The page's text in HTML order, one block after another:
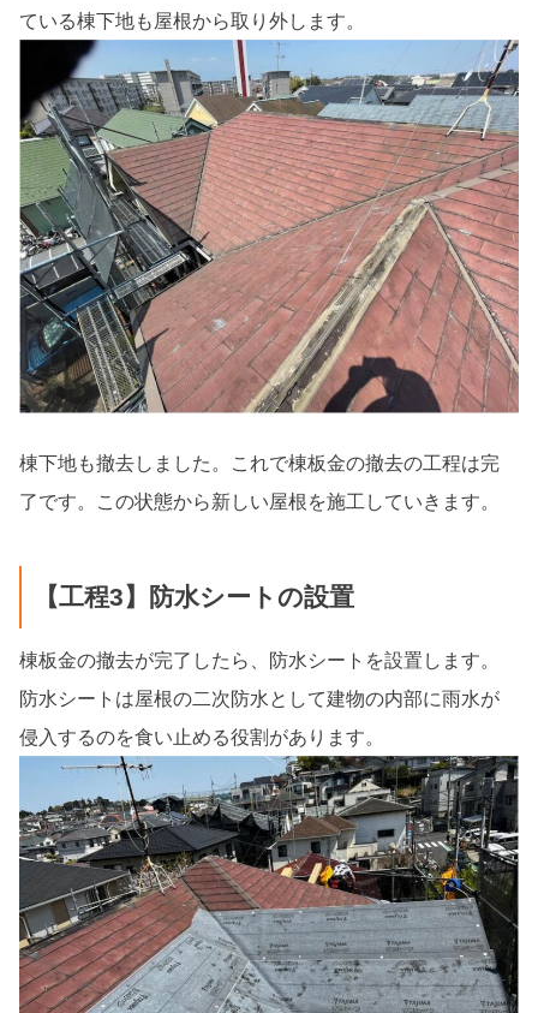
ている棟下地も屋根から取り外します。
棟下地も撤去しました。これで棟板金の撤去の工程は完
了です。この状態から新しい屋根を施工していきます。
【工程3】防水シートの設置
棟板金の撤去が完了したら、防水シートを設置します。
防水シートは屋根の二次防水として建物の内部に雨水が
侵入するのを食い止める役割があります。